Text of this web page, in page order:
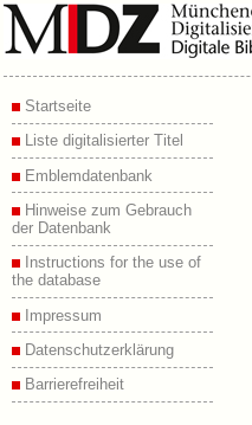
Startseite
Liste digitalisierter Titel
Emblemdatenbank
Hinweise zum Gebrauch
der Datenbank
Instructions for the use of
the database
Impressum
Datenschutzerklärung
Barrierefreiheit